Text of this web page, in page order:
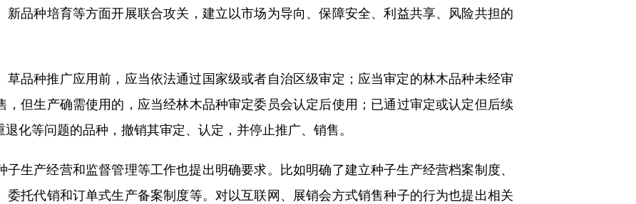
品种培育等方面开展联合攻关，建立以市场为导向、保障安全、利益共享、风险共担的
品种推广应用前，应当依法通过国家级或者自治区级审定；应当审定的林木品种未经审
，但生产确需使用的，应当经林木品种审定委员会认定后使用；已通过审定或认定但后续
化等问题的品种，撤销其审定、认定，并停止推广、销售。
产经营和监督管理等工作也提出明确要求。比如明确了建立种子生产经营档案制度、
托代销和订单式生产备案制度等。对以互联网、展销会方式销售种子的行为也提出相关